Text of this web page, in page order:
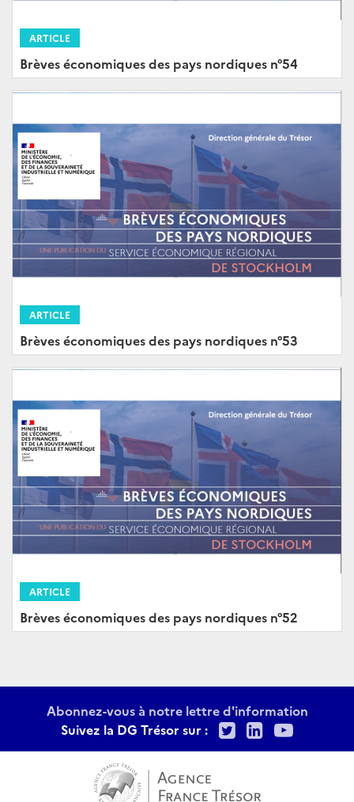
ARTICLE
Brèves économiques des pays nordiques n°54
ARTICLE
Brèves économiques des pays nordiques n°53
ARTICLE
Brèves économiques des pays nordiques n°52
Abonnez-vous à notre lettre d'information
Suivez la DG Trésor sur :
TwitterLinkedIn